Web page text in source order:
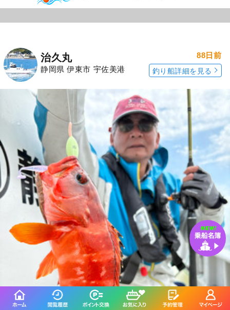
治久丸
静岡県 伊東市 宇佐美港
88日前
釣り船詳細を見る